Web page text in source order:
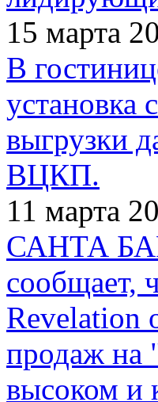
15 марта
В
установка
выгрузки
ВЦКП.
11 марта
САНТА
сообщает,
Revelation
продаж на
высоком и